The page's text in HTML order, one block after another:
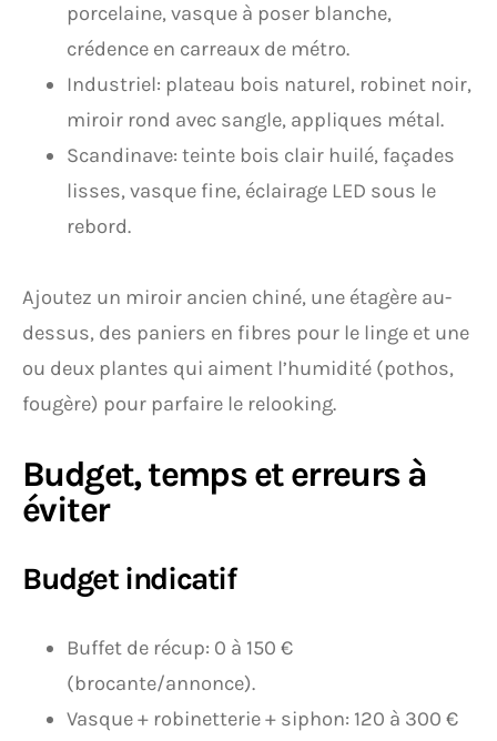
porcelaine, vasque à poser blanche,
crédence en carreaux de métro.
Industriel: plateau bois naturel, robinet noir,
miroir rond avec sangle, appliques métal.
Scandinave: teinte bois clair huilé, façades
lisses, vasque fine, éclairage LED sous le
rebord.
Ajoutez un miroir ancien chiné, une étagère au-
dessus, des paniers en fibres pour le linge et une
ou deux plantes qui aiment l’humidité (pothos,
fougère) pour parfaire le relooking.
Budget, temps et erreurs à
éviter
Budget indicatif
Buffet de récup: 0 à 150 €
(brocante/annonce).
Vasque + robinetterie + siphon: 120 à 300 €